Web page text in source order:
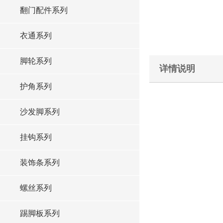
翻门配件系列
衣通系列
脚轮系列
护角系列
沙发脚系列
挂钩系列
装饰条系列
螺丝系列
踢脚板系列
详情说明